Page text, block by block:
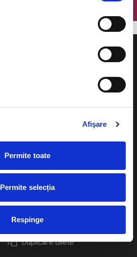
Afişare
Permite toate
Permite selecția
Respinge
Cum comand bilete?
Plata online sau cash
eBilet printat acasa
Livrare prin curier
Returnare bilete
Duplicare bilete